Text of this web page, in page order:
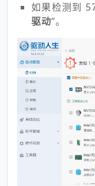
如果检测到
驱动”。